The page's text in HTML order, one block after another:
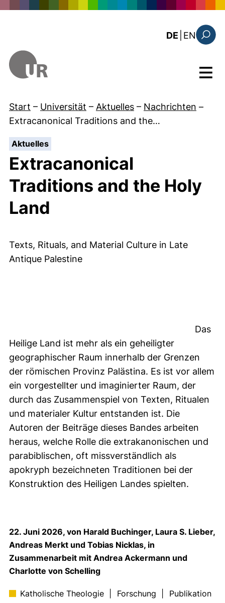
DE EN: this
Menü
Start – Universität – Aktuelles – Nachrichten –
Extracanonical Traditions and the…
Aktuelles:
Extracanonical
Traditions and the Holy
Land
Texts, Rituals, and Material Culture in Late
Antique Palestine
Das
Heilige Land ist mehr als ein geheiligter
geographischer Raum innerhalb der Grenzen
der römischen Provinz Palästina. Es ist vor allem
ein vorgestellter und imaginierter Raum, der
durch das Zusammenspiel von Texten, Ritualen
und materialer Kultur entstanden ist. Die
Autoren der Beiträge dieses Bandes arbeiten
heraus, welche Rolle die extrakanonischen und
parabiblischen, oft missverständlich als
apokryph bezeichneten Traditionen bei der
Konstruktion des Heiligen Landes spielten.
22. Juni 2026, von Harald Buchinger, Laura S. Lieber,
Andreas Merkt und Tobias Nicklas, in
Zusammenarbeit mit Andrea Ackermann und
Charlotte von Schelling
Katholische Theologie Forschung Publikation